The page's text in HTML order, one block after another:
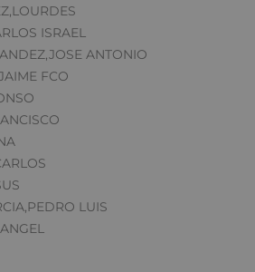
ISRAEL
ANTONIO
FCO
LUIS